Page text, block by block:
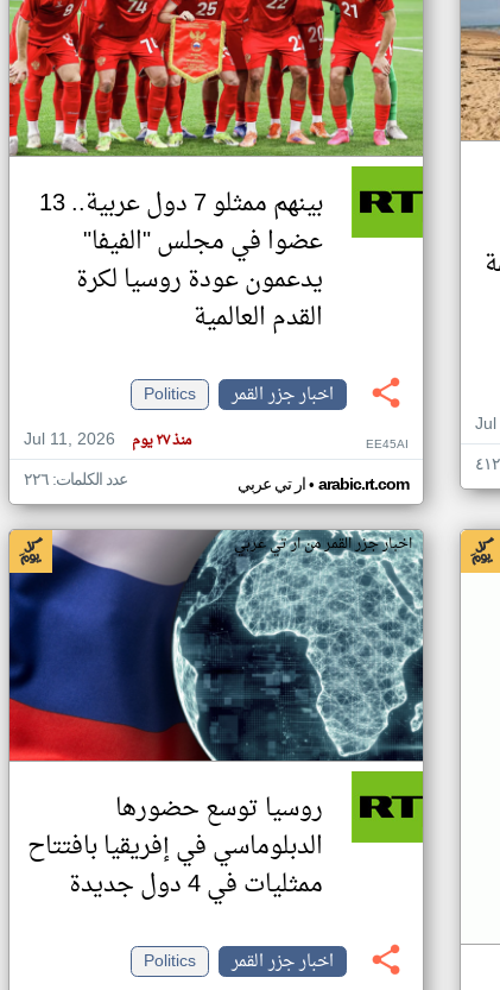
بينهم ممثلو 7 دول عربية.. 13
عضوا في مجلس "الفيفا"
يدعمون عودة روسيا لكرة
القدم العالمية
اخبار جزر القمر
Politics
Jul 11, 2026
منذ ٢٧ يوم EE45AI
ار تي عربي• arabic.rt.com عدد الكلمات: ٢٢٦
اخبار جزر القمر من ار تي عربي
روسيا توسع حضورها
الدبلوماسي في إفريقيا بافتتاح
ممثليات في 4 دول جديدة
اخبار جزر القمر
Politics